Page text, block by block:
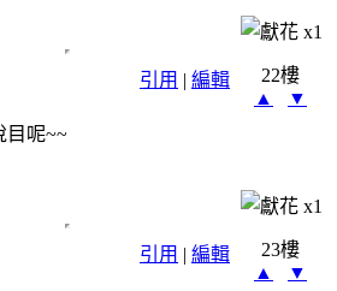
x1
引用 | 編輯
22樓
▲
▼
目呢~~
x1
引用 | 編輯
23樓
▲
▼